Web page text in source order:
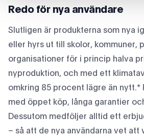
Redo för nya användare
Slutligen är produkterna som nya
eller hyrs ut till skolor, kommuner,
organisationer för i princip halva
nyproduktion, och med ett
omkring 85 procent lägre än nytt.*
med öppet köp, långa garantier
Dessutom medföljer alltid ett
– så att de nya användarna vet att